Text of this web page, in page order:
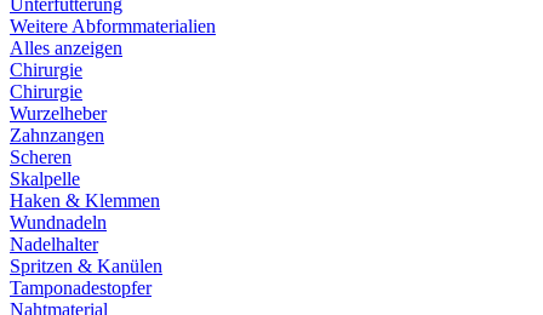
Unterfütterung
Weitere Abformmaterialien
Alles anzeigen
Chirurgie
Chirurgie
Wurzelheber
Zahnzangen
Scheren
Skalpelle
Haken & Klemmen
Wundnadeln
Nadelhalter
Spritzen & Kanülen
Tamponadestopfer
Nahtmaterial